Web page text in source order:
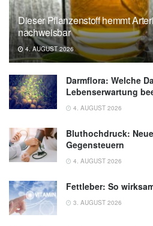
Dieser Pflanzenstoff hemmt
nachweisbar
4. AUGUST 2026
Darmflora: Welche
Lebenserwartung
4. AUGUST 2026
Bluthochdruck:
Gegensteuern
4. AUGUST 2026
Fettleber: So
3. AUGUST 2026